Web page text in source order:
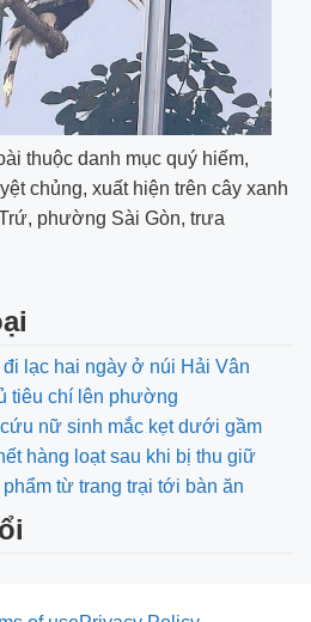
thuộc danh mục quý hiếm,
chủng, xuất hiện trên cây xanh
phường Sài Gòn, trưa
lạc hai ngày ở núi Hải Vân
tiêu chí lên phường
nữ sinh mắc kẹt dưới gầm
hàng loạt sau khi bị thu giữ
từ trang trại tới bàn ăn